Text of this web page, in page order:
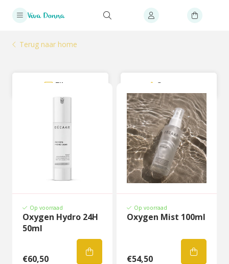
Terug naar home
Filter Sorteer
Op voorraad
Oxygen Hydro 24H
50ml
€60,50
Op voorraad
Oxygen Mist 100ml
€54,50